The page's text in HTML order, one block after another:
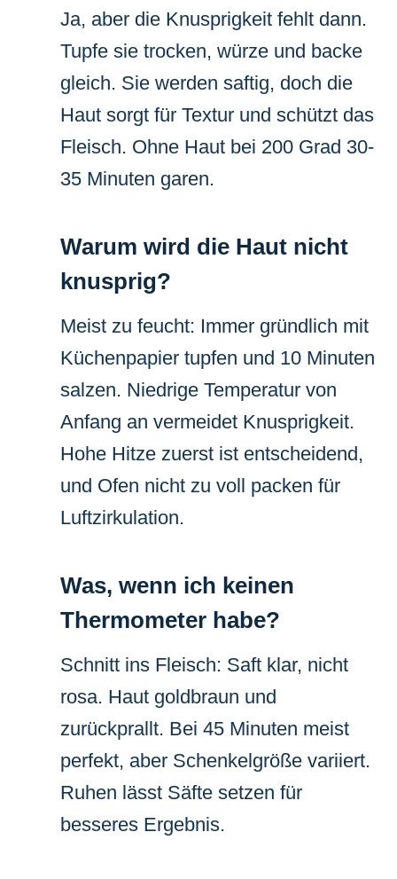
Ja, aber die Knusprigkeit fehlt dann.
Tupfe sie trocken, würze und backe
gleich. Sie werden saftig, doch die
Haut sorgt für Textur und schützt das
Fleisch. Ohne Haut bei 200 Grad 30-
35 Minuten garen.
Warum wird die Haut nicht
knusprig?
Meist zu feucht: Immer gründlich mit
Küchenpapier tupfen und 10 Minuten
salzen. Niedrige Temperatur von
Anfang an vermeidet Knusprigkeit.
Hohe Hitze zuerst ist entscheidend,
und Ofen nicht zu voll packen für
Luftzirkulation.
Was, wenn ich keinen
Thermometer habe?
Schnitt ins Fleisch: Saft klar, nicht
rosa. Haut goldbraun und
zurückprallt. Bei 45 Minuten meist
perfekt, aber Schenkelgröße variiert.
Ruhen lässt Säfte setzen für
besseres Ergebnis.